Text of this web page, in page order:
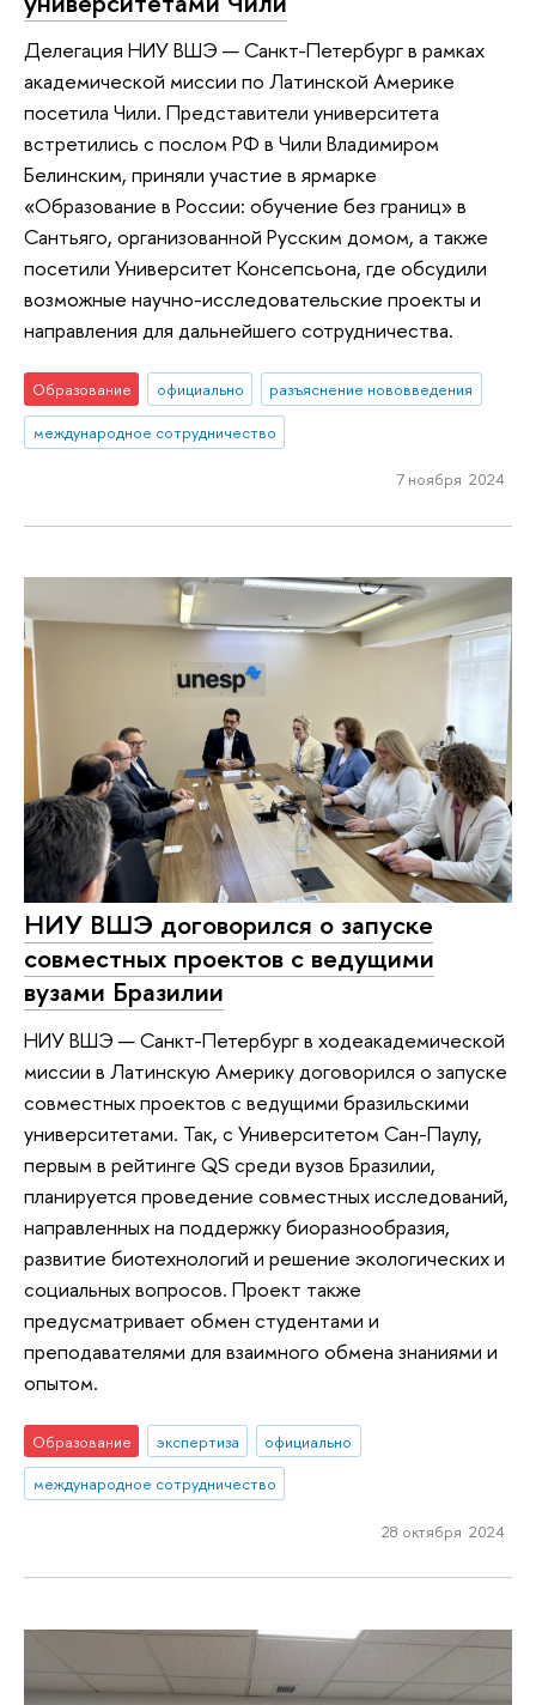
Делегация НИУ ВШЭ — Санкт-Петербург в рамках
академической миссии по Латинской Америке
посетила Чили. Представители университета
встретились с послом РФ в Чили Владимиром
Белинским, приняли участие в ярмарке
«Образование в России: обучение без границ» в
Сантьяго, организованной Русским домом, а также
посетили Университет Консепсьона, где обсудили
возможные научно-исследовательские проекты и
направления для дальнейшего сотрудничества.
Образование официально
разъяснение нововведения
международное сотрудничество
7 ноября 2024
НИУ ВШЭ договорился о запуске
совместных проектов с ведущими
вузами Бразилии
НИУ ВШЭ — Санкт-Петербург в ходеакадемической
миссии в Латинскую Америку договорился о запуске
совместных проектов с ведущими бразильскими
университетами. Так, с Университетом Сан-Паулу,
первым в рейтинге QS среди вузов Бразилии,
планируется проведение совместных исследований,
направленных на поддержку биоразнообразия,
развитие биотехнологий и решение экологических и
социальных вопросов. Проект также
предусматривает обмен студентами и
преподавателями для взаимного обмена знаниями и
опытом.
Образование экспертиза
официально
международное сотрудничество
28 октября 2024